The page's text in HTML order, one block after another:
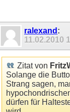
ralexand :
11.02.2010
Zitat von
Solange die
Strang sagen,
dürfen für